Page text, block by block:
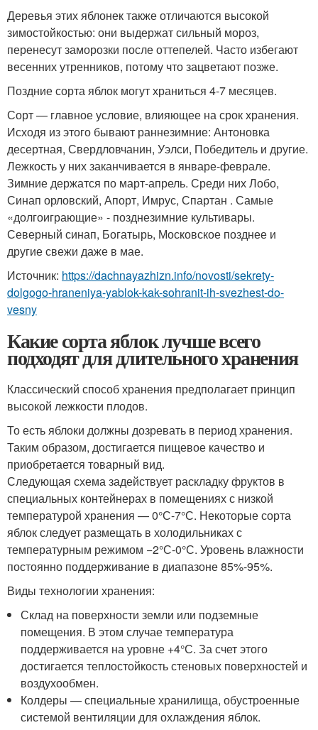
Деревья этих яблонек также отличаются высокой
зимостойкостью: они выдержат сильный мороз,
перенесут заморозки после оттепелей. Часто избегают
весенних утренников, потому что зацветают позже.
Поздние сорта яблок могут храниться 4-7 месяцев.
Сорт — главное условие, влияющее на срок хранения.
Исходя из этого бывают раннезимние: Антоновка
десертная, Свердловчанин, Уэлси, Победитель и другие.
Лежкость у них заканчивается в январе-феврале.
Зимние держатся по март-апрель. Среди них Лобо,
Синап орловский, Апорт, Имрус, Спартан . Самые
«долгоиграющие» - позднезимние культивары.
Северный синап, Богатырь, Московское позднее и
другие свежи даже в мае.
Источник: https://dachnayazhizn.info/novosti/sekrety-
dolgogo-hraneniya-yablok-kak-sohranit-ih-svezhest-do-
vesny
Какие сорта яблок лучше всего
подходят для длительного хранения
Классический способ хранения предполагает принцип
высокой лежкости плодов.
То есть яблоки должны дозревать в период хранения.
Таким образом, достигается пищевое качество и
приобретается товарный вид.
Следующая схема задействует раскладку фруктов в
специальных контейнерах в помещениях с низкой
температурой хранения — 0°С-7°С. Некоторые сорта
яблок следует размещать в холодильниках с
температурным режимом −2°С-0°С. Уровень влажности
постоянно поддерживание в диапазоне 85%-95%.
Виды технологии хранения:
Склад на поверхности земли или подземные
помещения. В этом случае температура
поддерживается на уровне +4°С. За счет этого
достигается теплостойкость стеновых поверхностей и
воздухообмен.
Колдеры — специальные хранилища, обустроенные
системой вентиляции для охлаждения яблок.